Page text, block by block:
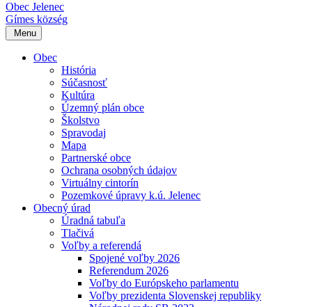
Obec Jelenec
Gímes község
Menu
Obec
História
Súčasnosť
Kultúra
Územný plán obce
Školstvo
Spravodaj
Mapa
Partnerské obce
Ochrana osobných údajov
Virtuálny cintorín
Pozemkové úpravy k.ú. Jelenec
Obecný úrad
Úradná tabuľa
Tlačivá
Voľby a referendá
Spojené voľby 2026
Referendum 2026
Voľby do Európskeho parlamentu
Voľby prezidenta Slovenskej republiky